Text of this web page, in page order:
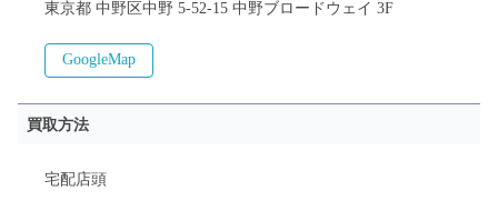
東京都 中野区中野 5-52-15 中野ブロードウェイ 3F
GoogleMap
買取方法
宅配店頭